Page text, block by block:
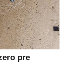
pre